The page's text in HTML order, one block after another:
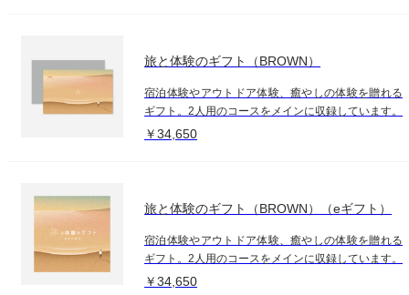
旅と体験のギフト（BROWN）
宿泊体験やアウトドア体験、癒やしの体験を贈れる
ギフト。2人用のコースをメインに収録しています。
￥34,650
旅と体験のギフト（BROWN）（eギフト）
宿泊体験やアウトドア体験、癒やしの体験を贈れる
ギフト。2人用のコースをメインに収録しています。
￥34,650